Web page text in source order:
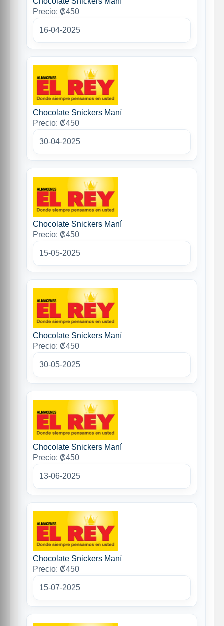
Precio: ₡450
16-04-2025
Chocolate Snickers Maní
Precio: ₡450
30-04-2025
Chocolate Snickers Maní
Precio: ₡450
15-05-2025
Chocolate Snickers Maní
Precio: ₡450
30-05-2025
Chocolate Snickers Maní
Precio: ₡450
13-06-2025
Chocolate Snickers Maní
Precio: ₡450
15-07-2025